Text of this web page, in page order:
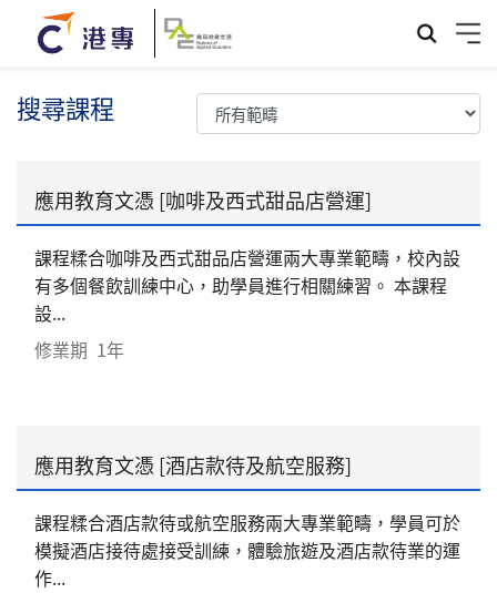
搜尋課程
應用教育文憑 [咖啡及西式甜品店營運]
課程糅合咖啡及西式甜品店營運兩大專業範疇，校內設
有多個餐飲訓練中心，助學員進行相關練習。 本課程
設...
修業期 1年
應用教育文憑 [酒店款待及航空服務]
課程糅合酒店款待或航空服務兩大專業範疇，學員可於
模擬酒店接待處接受訓練，體驗旅遊及酒店款待業的運
作...